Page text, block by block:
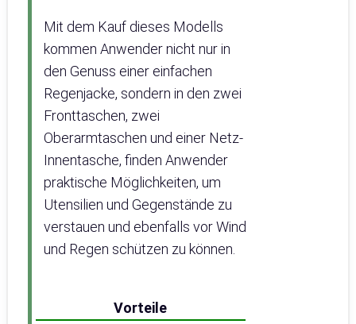
Mit dem Kauf dieses Modells
kommen Anwender nicht nur in
den Genuss einer einfachen
Regenjacke, sondern in den zwei
Fronttaschen, zwei
Oberarmtaschen und einer Netz-
Innentasche, finden Anwender
praktische Möglichkeiten, um
Utensilien und Gegenstände zu
verstauen und ebenfalls vor Wind
und Regen schützen zu können.
Vorteile